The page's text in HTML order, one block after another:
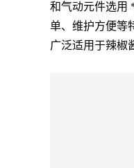
和气动元件选用
单、维护方便等
广泛适用于辣椒